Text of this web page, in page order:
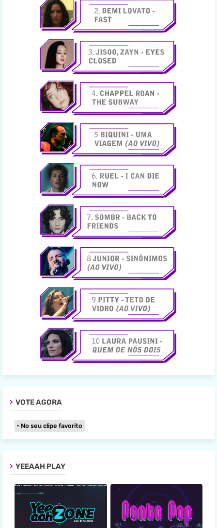
VOTE AGORA
No seu clipe favorito
YEEAAH PLAY